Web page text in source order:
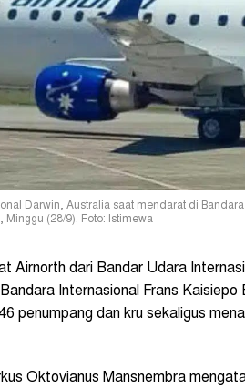
Darwin, Australia saat mendarat di
Minggu (28/9). Foto: Istimewa
Airnorth dari Bandar Udara
Internasional Frans Kaisiepo
penumpang dan kru sekaligus
Oktovianus Mansnembra